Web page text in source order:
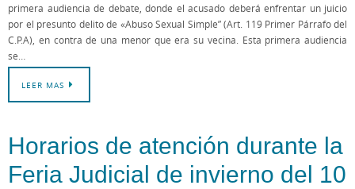
primera audiencia de debate, donde el acusado deberá enfrentar un juicio
por el presunto delito de «Abuso Sexual Simple” (Art. 119 Primer Párrafo del
C.P.A), en contra de una menor que era su vecina. Esta primera audiencia
se…
LEER MAS
Horarios de atención durante la
Feria Judicial de invierno del 10